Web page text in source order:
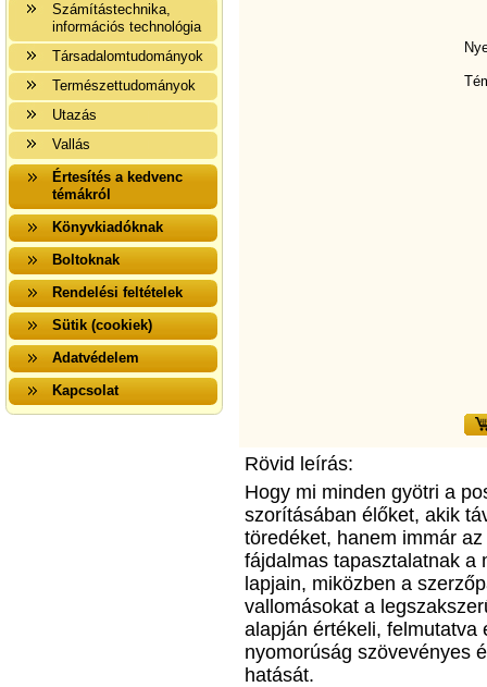
Számítástechnika,
információs technológia
Társadalomtudományok
Természettudományok
Utazás
Vallás
Értesítés a kedvenc
témákról
Könyvkiadóknak
Boltoknak
Rendelési feltételek
Sütik (cookiek)
Adatvédelem
Kapcsolat
Rövid leírás:
Hogy mi minden gyötri a
szorításában élőket, akik
töredéket, hanem immár
fájdalmas tapasztalatnak a
lapjain, miközben a
vallomásokat a
alapján értékeli, felmutatva
nyomorúság szövevényes
hatását.